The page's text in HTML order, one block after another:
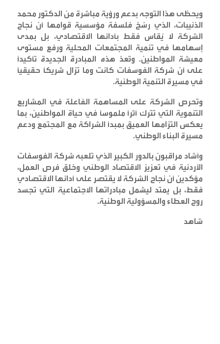
ويحظى هذا التوجه بدعم ورؤية مباشرة من الدكتور محمد
الذنيبات، الذي رسّخ فلسفة مؤسسية قوامها أن نجاح
الشركة لا يُقاس فقط بأدائها الاقتصادي، بل بمدى
إسهامها في تنمية المجتمعات المحلية ورفع مستوى
معيشة المواطنين. وتُعدّ هذه المبادرة الجديدة تأكيدًا
على أن شركة الفوسفات كانت وما تزال شريكًا حقيقيًا
في مسيرة التنمية الوطنية.
وتحرص الشركة على المساهمة الفاعلة في المشاريع
التنموية التي تترك أثراً ملموساً في حياة المواطنين، بما
يعكس التزامها العميق بمبدأ الشراكة مع المجتمع ودعم
مسيرة البناء الوطني.
وأشاد مراقبون بالدور الكبير الذي تلعبه شركة الفوسفات
الأردنية في تعزيز الاقتصاد الوطني وخلق فرص العمل،
مؤكدين أن نجاح الشركة لا يقتصر على أدائها الاقتصادي
فقط، بل يمتد ليشمل مبادراتها الاجتماعية التي تجسد
روح العطاء والمسؤولية الوطنية.
شاهد